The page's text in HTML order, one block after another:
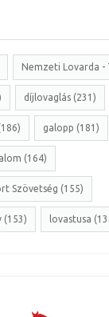
Nemzeti Lovarda -
díjlovaglás (231)
galopp (181)
(164)
Szövetség (155)
(153) lovastusa